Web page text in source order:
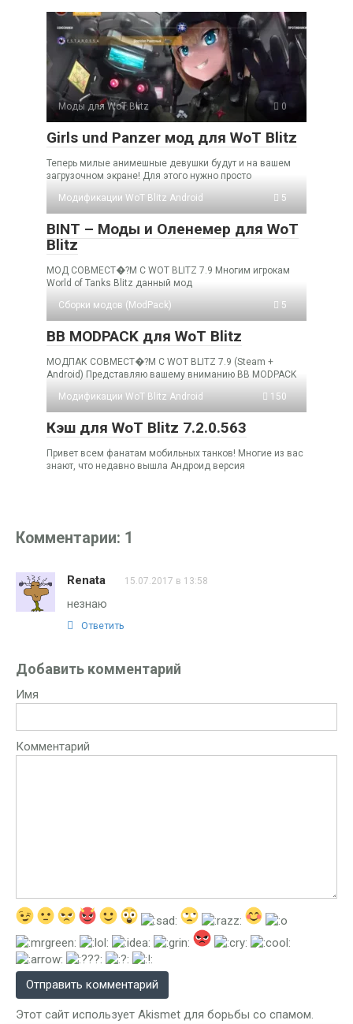
Моды для WoT Blitz 0
Girls und Panzer мод для WoT Blitz
Теперь милые анимешные девушки будут и на вашем
загрузочном экране! Для этого нужно просто
Модификации WoT Blitz Android
5
BINT – Моды и Оленемер для WoT
Blitz
МОД СОВМЕСТ�?М С WOT BLITZ 7.9 Многим игрокам
World of Tanks Blitz данный мод
Cборки модов (ModPack)
5
BB MODPACK для WoT Blitz
МОДПАК СОВМЕСТ�?М С WOT BLITZ 7.9 (Steam +
Android) Представляю вашему вниманию BB MODPACK
Модификации WoT Blitz Android
150
Кэш для WoT Blitz 7.2.0.563
Привет всем фанатам мобильных танков! Многие из вас
знают, что недавно вышла Андроид версия
Комментарии: 1
Renata 15.07.2017 в 13:58
незнаю
Ответить
Добавить комментарий
Имя
Комментарий
Этот сайт использует Akismet для борьбы со спамом.